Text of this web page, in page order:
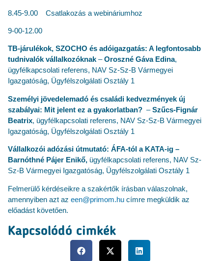
8.45-9.00 Csatlakozás a webináriumhoz
9-00-12.00
TB‑járulékok, SZOCHO és adóigazgatás: A legfontosabb
tudnivalók vállalkozóknak–Oroszné Gáva Edina,
ügyfélkapcsolati referens, NAV Sz-Sz-B Vármegyei
Igazgatóság, Ügyfélszolgálati Osztály 1
Személyi jövedelemadó és családi kedvezmények új
szabályai: Mit jelent ez a gyakorlatban? –Szűcs-Fignár
Beatrix, ügyfélkapcsolati referens, NAV Sz-Sz-B Vármegyei
Igazgatóság, Ügyfélszolgálati Osztály 1
Vállalkozói adózási útmutató: ÁFA-tól a KATA‑ig –
Barnóthné Pájer Enikő, ügyfélkapcsolati referens, NAV Sz-
Sz-B Vármegyei Igazgatóság, Ügyfélszolgálati Osztály 1
Felmerülő kérdéseikre a szakértők írásban válaszolnak,
amennyiben azt az een@primom.hu címre megküldik az
előadást követően.
Kapcsolódó cimkék